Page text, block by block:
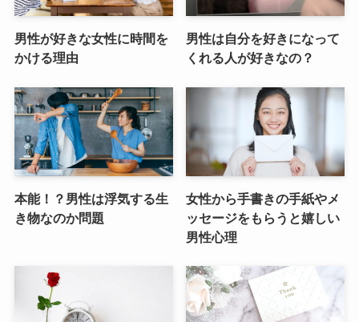
男性が好きな女性に時間を
かける理由
男性は自分を好きになって
くれる人が好きなの？
本能！？男性は浮気する生
き物なのか問題
女性から手書きの手紙やメ
ッセージをもらうと嬉しい
男性心理